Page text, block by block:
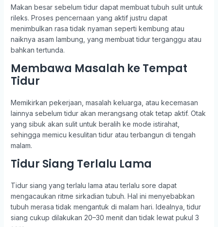
Makan besar sebelum tidur dapat membuat tubuh sulit untuk
rileks. Proses pencernaan yang aktif justru dapat
menimbulkan rasa tidak nyaman seperti kembung atau
naiknya asam lambung, yang membuat tidur terganggu atau
bahkan tertunda.
Membawa Masalah ke Tempat
Tidur
Memikirkan pekerjaan, masalah keluarga, atau kecemasan
lainnya sebelum tidur akan merangsang otak tetap aktif. Otak
yang sibuk akan sulit untuk beralih ke mode istirahat,
sehingga memicu kesulitan tidur atau terbangun di tengah
malam.
Tidur Siang Terlalu Lama
Tidur siang yang terlalu lama atau terlalu sore dapat
mengacaukan ritme sirkadian tubuh. Hal ini menyebabkan
tubuh merasa tidak mengantuk di malam hari. Idealnya, tidur
siang cukup dilakukan 20–30 menit dan tidak lewat pukul 3